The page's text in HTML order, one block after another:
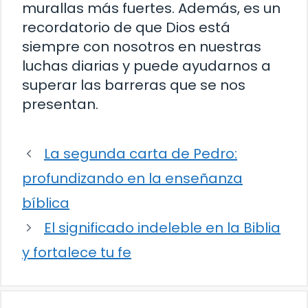
murallas más fuertes. Además, es un
recordatorio de que Dios está
siempre con nosotros en nuestras
luchas diarias y puede ayudarnos a
superar las barreras que se nos
presentan.
La segunda carta de Pedro:
profundizando en la enseñanza
bíblica
El significado indeleble en la Biblia
y fortalece tu fe